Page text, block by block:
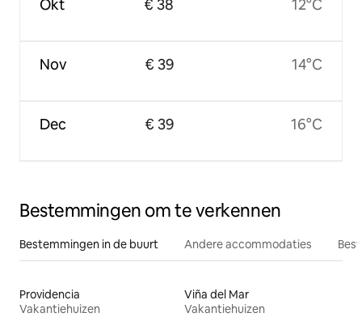
Okt
Nov
Dec
€ 38
€ 39
€ 39
12°C
14°C
16°C
Bestemmingen om te verkennen
Bestemmingen in de buurt Andere accommodaties
Providencia
Vakantiehuizen
Viña del Mar
Vakantiehuizen